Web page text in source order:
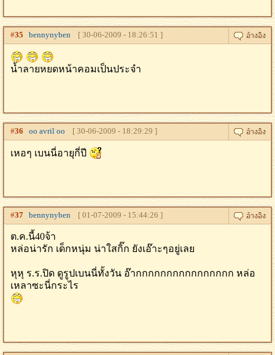
#35 bennynyben [ 30-06-2009 - 18:26:51 ]
น้ำลายหยดหน้าคอมเป็นประจำ
#36 oo avril oo [ 30-06-2009 - 18:29:29 ]
เหอๆ เบนนี่อายุกี่ปี
#37 bennynyben [ 01-07-2009 - 15:44:26 ]
ต.ค.นี้40จ้า
หล่อน่ารัก เด็กหนุ่ม น่าใสกิ๊ก ยังเอ๊าะๆอยู่เลย
หุหุ ร.ร.ปิด ดูรูปเบนนี่ทั้งวัน อ๊ากกกกกกกกกกกกกกกก หล่อ
เหลาซะนี่กระไร